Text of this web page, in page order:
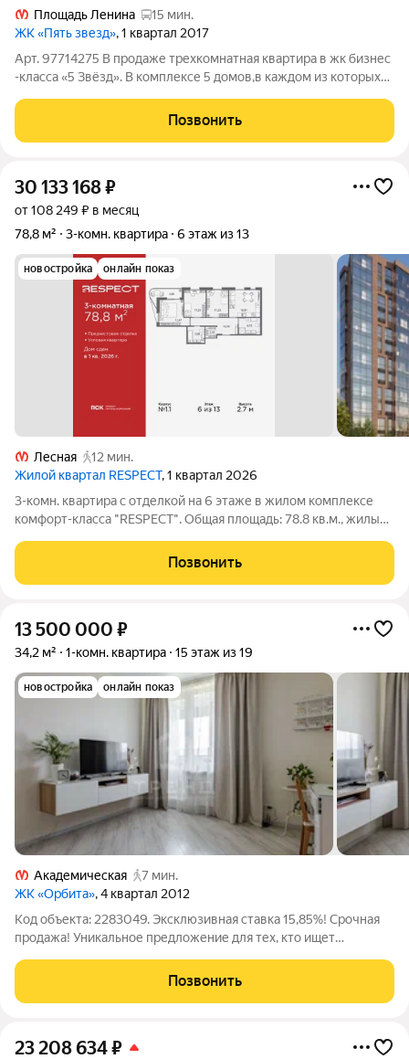
Площадь Ленина
15 мин.
ЖК «Пять звезд», 1 квартал 2017
Арт. 97714275 В продаже трехкомнатная квартира в жк бизнес
-класса «5 Звёзд». В комплексе 5 домов,в каждом из которых
посторонних, концепция «двор без машин». Управляющая
компания находится в этом же
Позвонить
30 133 168₽
от 108 249 ₽ в месяц
78,8 м²
3-комн. квартира 6 этаж из 13
новостройка онлайн показ
Лесная
12 мин.
Жилой квартал RESPECT, 1 квартал 2026
3-комн. квартира с отделкой на 6 этаже в жилом комплексе
комфорт-класса "RESPECT". Общая площадь: 78.8 кв.м., жилые
столовой: 16.91 кв.м. Квартира угловая, идеально подойдет
любителям
Позвонить
13 500 000 ₽
34,2 м² 1-комн. квартира 15 этаж из 19
новостройка онлайн показ
Академическая
7 мин.
ЖК «Орбита», 4 квартал 2012
Код объекта: 2283049. Эксклюзивная ставка 15,85%! Срочная
продажа! Уникальное предложение для тех, кто ищет
Квартира по адресу: Гжатская улица, 22к1. Это современный
жилой комплекс,
Позвонить
23 208 634₽